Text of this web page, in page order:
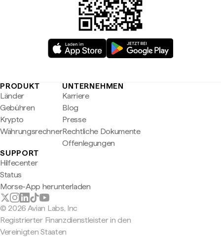
PRODUKT
Länder
Gebühren
Krypto
Währungsrechner
UNTERNEHMEN
Karriere
Blog
Presse
Rechtliche Dokumente
Offenlegungen
SUPPORT
Hilfecenter
Status
Morse-App herunterladen
© 2026 Avian Labs, Inc
Registrierter Finanzdienstleister in den
Vereinigten Staaten